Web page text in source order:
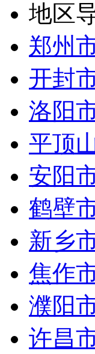
地区
郑州
开封
洛阳
平顶
安阳
鹤壁
新乡
焦作
濮阳
许昌